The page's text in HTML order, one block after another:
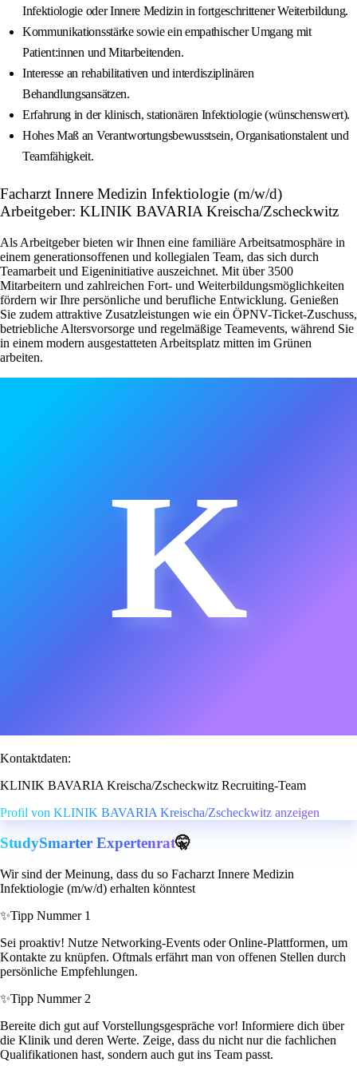
Infektiologie oder Innere Medizin in fortgeschrittener Weiterbildung.
Kommunikationsstärke sowie ein empathischer Umgang mit
Patient:innen und Mitarbeitenden.
Interesse an rehabilitativen und interdisziplinären
Behandlungsansätzen.
Erfahrung in der klinisch, stationären Infektiologie (wünschenswert).
Hohes Maß an Verantwortungsbewusstsein, Organisationstalent und
Teamfähigkeit.
Facharzt Innere Medizin Infektiologie (m/w/d)
Arbeitgeber: KLINIK BAVARIA Kreischa/Zscheckwitz
Als Arbeitgeber bieten wir Ihnen eine familiäre Arbeitsatmosphäre in
einem generationsoffenen und kollegialen Team, das sich durch
Teamarbeit und Eigeninitiative auszeichnet. Mit über 3500
Mitarbeitern und zahlreichen Fort- und Weiterbildungsmöglichkeiten
fördern wir Ihre persönliche und berufliche Entwicklung. Genießen
Sie zudem attraktive Zusatzleistungen wie ein ÖPNV-Ticket-Zuschuss,
betriebliche Altersvorsorge und regelmäßige Teamevents, während Sie
in einem modern ausgestatteten Arbeitsplatz mitten im Grünen
arbeiten.
K
Kontaktdaten:
KLINIK BAVARIA Kreischa/Zscheckwitz Recruiting-Team
Profil von KLINIK BAVARIA Kreischa/Zscheckwitz anzeigen
StudySmarter Expertenrat🤫
Wir sind der Meinung, dass du so Facharzt Innere Medizin
Infektiologie (m/w/d) erhalten könntest
✨Tipp Nummer 1
Sei proaktiv! Nutze Networking-Events oder Online-Plattformen, um
Kontakte zu knüpfen. Oftmals erfährt man von offenen Stellen durch
persönliche Empfehlungen.
✨Tipp Nummer 2
Bereite dich gut auf Vorstellungsgespräche vor! Informiere dich über
die Klinik und deren Werte. Zeige, dass du nicht nur die fachlichen
Qualifikationen hast, sondern auch gut ins Team passt.